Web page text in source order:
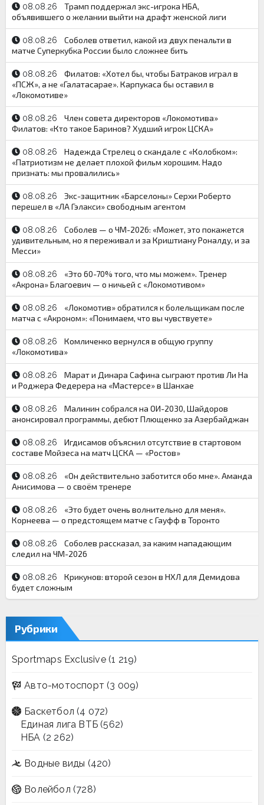
08.08.26
Трамп поддержал экс-игрока НБА,
объявившего о желании выйти на драфт женской лиги
08.08.26
Соболев ответил, какой из двух пенальти в
матче Суперкубка России было сложнее бить
08.08.26
Филатов: «Хотел бы, чтобы Батраков играл в
«ПСЖ», а не «Галатасарае». Карпукаса бы оставил в
«Локомотиве»
08.08.26
Член совета директоров «Локомотива»
Филатов: «Кто такое Баринов? Худший игрок ЦСКА»
08.08.26
Надежда Стрелец о скандале с «Колобком»:
«Патриотизм не делает плохой фильм хорошим. Надо
признать: мы провалились»
08.08.26
Экс-защитник «Барселоны» Серхи Роберто
перешел в «ЛА Гэлакси» свободным агентом
08.08.26
Соболев — о ЧМ-2026: «Может, это покажется
удивительным, но я переживал и за Криштиану Роналду, и за
Месси»
08.08.26
«Это 60-70% того, что мы можем». Тренер
«Акрона» Благоевич — о ничьей с «Локомотивом»
08.08.26
«Локомотив» обратился к болельщикам после
матча с «Акроном»: «Понимаем, что вы чувствуете»
08.08.26
Комличенко вернулся в общую группу
«Локомотива»
08.08.26
Марат и Динара Сафина сыграют против Ли На
и Роджера Федерера на «Мастерсе» в Шанхае
08.08.26
Малинин собрался на ОИ-2030, Шайдоров
анонсировал программы, дебют Плющенко за Азербайджан
08.08.26
Игдисамов объяснил отсутствие в стартовом
составе Мойзеса на матч ЦСКА — «Ростов»
08.08.26
«Он действительно заботится обо мне». Аманда
Анисимова — о своём тренере
08.08.26
«Это будет очень волнительно для меня».
Корнеева — о предстоящем матче с Гауфф в Торонто
08.08.26
Соболев рассказал, за каким нападающим
следил на ЧМ-2026
08.08.26
Крикунов: второй сезон в НХЛ для Демидова
будет сложным
Рубрики
Sportmaps Exclusive(1 219)
Авто-мотоспорт (3 009)
Баскетбол (4 072)
Единая лига ВТБ (562)
НБА (2 262)
Водные виды (420)
Волейбол (728)